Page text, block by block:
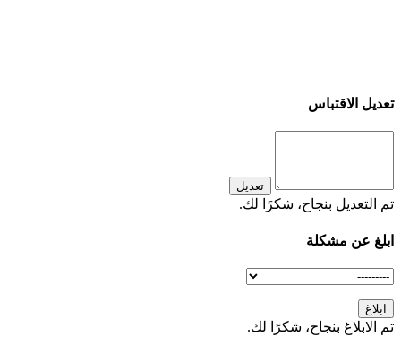
تعديل الاقتباس
تعديل
تم التعديل بنجاح، شكرًا لك.
ابلغ عن مشكلة
ابلاغ
تم الابلاغ بنجاح، شكرًا لك.